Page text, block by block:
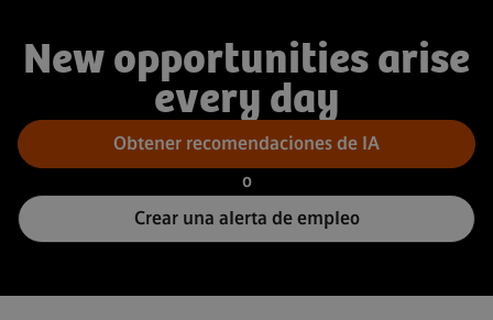
New opportunities arise
every day
Obtener recomendaciones de IA
o
Crear una alerta de empleo